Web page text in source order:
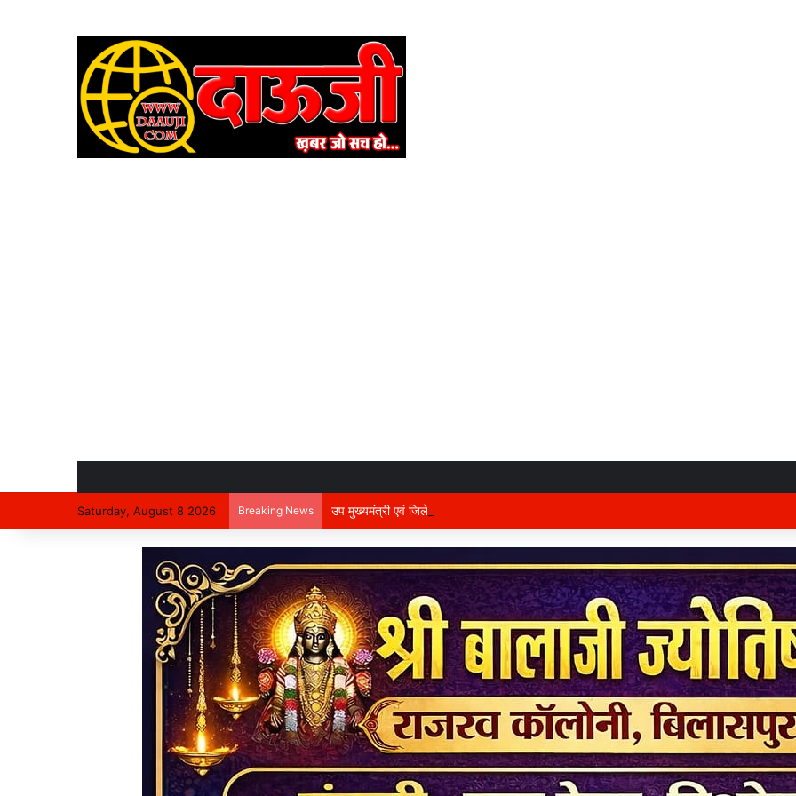
Saturday, August 8 2026 Breaking News उप मुख्यमंत्री एवं जिले के प्रभारी मंत्री अरुण साव कल लेंगे विभागीय योजनाओं और विकास कार्यों की समीक्षा